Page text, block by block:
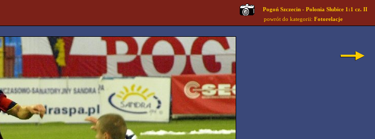
Pogoń Szczecin - Polonia Słubice 1:1 cz. II
powrót do kategorii: Fotorelacje